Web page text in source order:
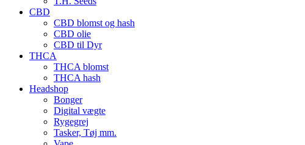
CBD
CBD blomst og hash
CBD olie
CBD til Dyr
THCA
THCA blomst
THCA hash
Headshop
Bonger
Digital vægte
Rygegrej
Tasker, Tøj mm.